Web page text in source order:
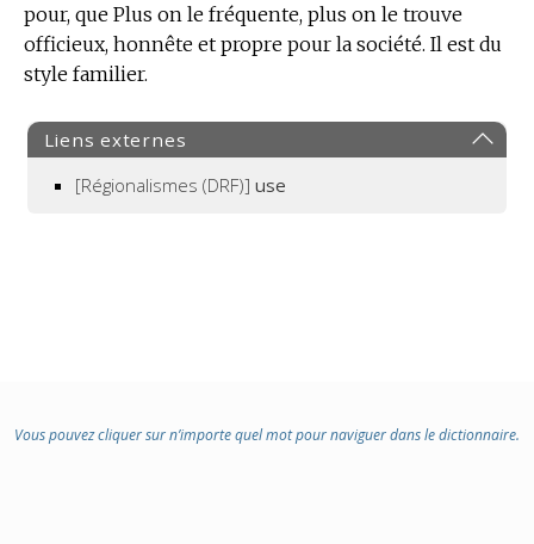
pour, que Plus on le fréquente, plus on le trouve
officieux, honnête et propre pour la société. Il est du
style familier.
Liens externes
[Régionalismes (DRF)] use
Vous pouvez cliquer sur n’importe quel mot pour naviguer dans le dictionnaire.